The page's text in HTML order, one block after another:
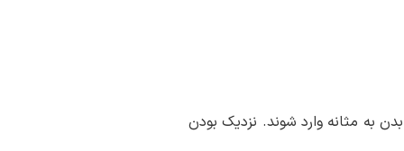
به مثانه وارد شوند. نزدیک بودن